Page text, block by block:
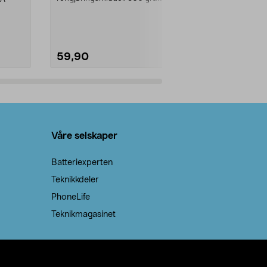
59,90
Våre selskaper
Batteriexperten
Teknikkdeler
PhoneLife
Teknikmagasinet